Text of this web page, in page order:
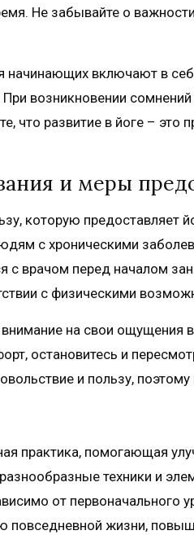
Не забывайте о
включают в
возникновении сомнений
что развитие в йоге – это
и меры
которую предоставляет
с хроническими
с врачом перед началом
с физическими
на свои ощущения
остановитесь и
и пользу,
практика, помогающая
техники и
от первоначального
повседневной жизни,